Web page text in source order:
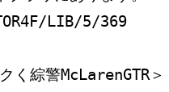
LIB/5/369
く綜警McLarenGTR＞